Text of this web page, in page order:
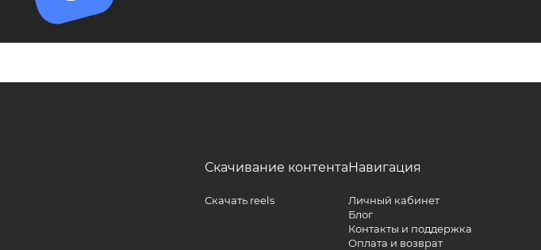
Скачивание контента
Скачать reels
Навигация
Личный кабинет
Блог
Контакты и поддержка
Оплата и возврат